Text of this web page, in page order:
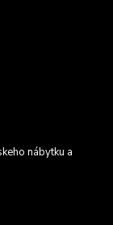
nábytku a